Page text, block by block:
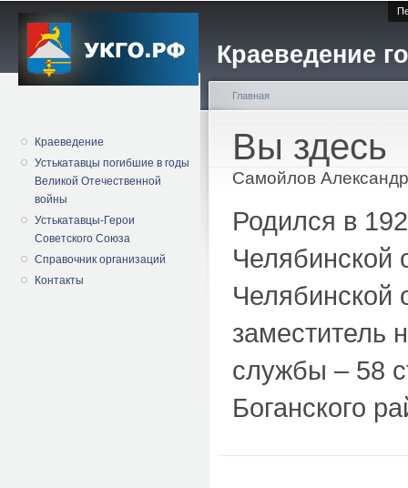
Краеведение
Краеведение
Устькатавцы погибшие в годы
Великой Отечественной
войны
Устькатавцы-Герои
Советского Союза
Справочник организаций
Контакты
Вы здесь
Главная
Самойлов
Родился в
Челябинской
Челябинской
заместитель
службы – 58
Боганского